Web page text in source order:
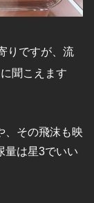
りですが、流
聞こえます
、その飛沫も映
量は星3でいい